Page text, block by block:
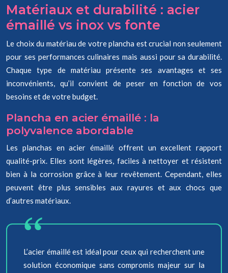
Matériaux et durabilité : acier
émaillé vs inox vs fonte
Le choix du matériau de votre plancha est crucial non seulement
pour ses performances culinaires mais aussi pour sa durabilité.
Chaque type de matériau présente ses avantages et ses
inconvénients, qu’il convient de peser en fonction de vos
besoins et de votre budget.
Plancha en acier émaillé : la
polyvalence abordable
Les planchas en acier émaillé offrent un excellent rapport
qualité-prix. Elles sont légères, faciles à nettoyer et résistent
bien à la corrosion grâce à leur revêtement. Cependant, elles
peuvent être plus sensibles aux rayures et aux chocs que
d’autres matériaux.
L’acier émaillé est idéal pour ceux qui recherchent une
solution économique sans compromis majeur sur la